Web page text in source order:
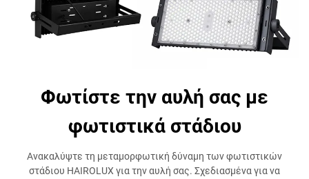
Φωτίστε την αυλή σας με
φωτιστικά στάδιου
Ανακαλύψτε τη μεταμορφωτική δύναμη των φωτιστικών
στάδιου HAIROLUX για την αυλή σας. Σχεδιασμένα για να